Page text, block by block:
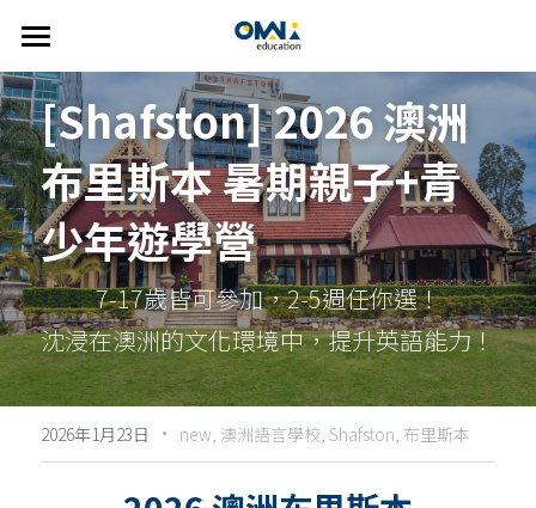
首頁
關於我們
關於我們
我們的服務
FAQ
選擇國家
澳洲
紐西蘭
美國
歐洲
👍🏻 推薦方案
精選課程
主題遊學方案
線上說明會
英語學習輔導
雅思考試相關
[Shafston] 2026 澳洲
布里斯本 暑期親子+青
少年遊學營
7-17歲皆可參加，2-5週任你選！
沈浸在澳洲的文化環境中，提升英語能力！
2026年1月23日 · new, 澳洲語言學校, Shafston, 布里斯本